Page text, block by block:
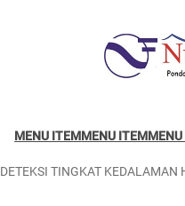
MENU ITEMMENU ITEM
TINGKAT KEDALAMAN